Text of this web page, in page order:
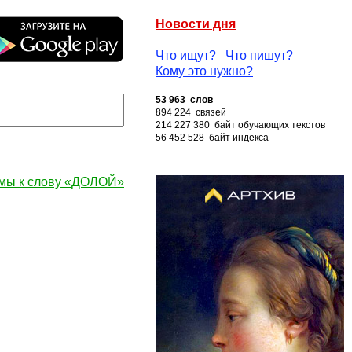
Новости дня
Что ищут?
Что пишут?
Кому это нужно?
53 963 слов
894 224 связей
214 227 380 байт обучающих текстов
56 452 528 байт индекса
к слову «ДОЛОЙ»